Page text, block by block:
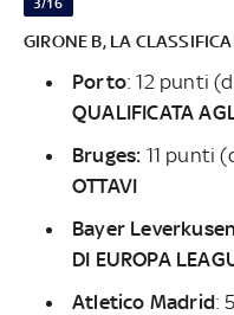
GIRONE B, LA CLASSIFICA
Porto: 12 punti
QUALIFICATA
Bruges: 11 punti
OTTAVI
Bayer
DI EUROPA
Atletico Madrid: